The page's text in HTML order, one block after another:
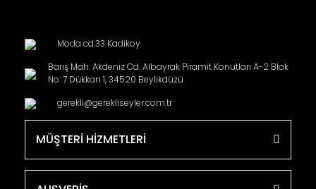
Moda cd.33 Kadikoy
Barış Mah. Akdeniz Cd. Albayrak Piramit Konutları A-2 Blok
No: 7 Dükkan 1, 34520 Beylikdüzü
gerekli@gerekliseyler.com.tr
MÜŞTERİ HİZMETLERİ